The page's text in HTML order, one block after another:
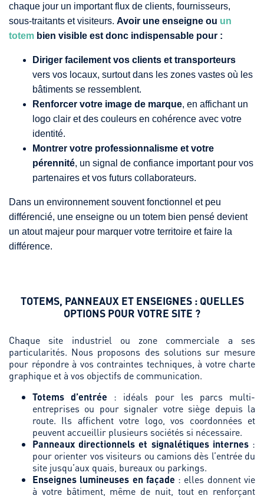
chaque jour un important flux de clients, fournisseurs,
sous-traitants et visiteurs. Avoir une enseigne ou un
totem bien visible est donc indispensable pour :
Diriger facilement vos clients et transporteurs
vers vos locaux, surtout dans les zones vastes où les
bâtiments se ressemblent.
Renforcer votre image de marque, en affichant un
logo clair et des couleurs en cohérence avec votre
identité.
Montrer votre professionnalisme et votre
pérennité, un signal de confiance important pour vos
partenaires et vos futurs collaborateurs.
Dans un environnement souvent fonctionnel et peu
différencié, une enseigne ou un totem bien pensé devient
un atout majeur pour marquer votre territoire et faire la
différence.
TOTEMS, PANNEAUX ET ENSEIGNES : QUELLES
OPTIONS POUR VOTRE SITE ?
Chaque site industriel ou zone commerciale a ses
particularités. Nous proposons des solutions sur mesure
pour répondre à vos contraintes techniques, à votre charte
graphique et à vos objectifs de communication.
Totems d’entrée : idéals pour les parcs multi-
entreprises ou pour signaler votre siège depuis la
route. Ils affichent votre logo, vos coordonnées et
peuvent accueillir plusieurs sociétés si nécessaire.
Panneaux directionnels et signalétiques internes:
pour orienter vos visiteurs ou camions dès l’entrée du
site jusqu’aux quais, bureaux ou parkings.
Enseignes lumineuses en façade : elles donnent vie
à votre bâtiment, même de nuit, tout en renforçant